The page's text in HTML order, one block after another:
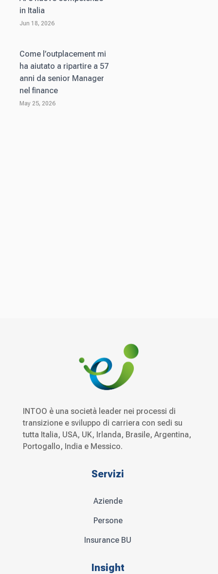
in Italia
Jun 18, 2026
Come l’outplacement mi
ha aiutato a ripartire a 57
anni da senior Manager
nel finance
May 25, 2026
INTOO è una società leader nei processi di
transizione e sviluppo di carriera con sedi su
tutta Italia, USA, UK, Irlanda, Brasile, Argentina,
Portogallo, India e Messico.
Servizi
Aziende
Persone
Insurance BU
Insight